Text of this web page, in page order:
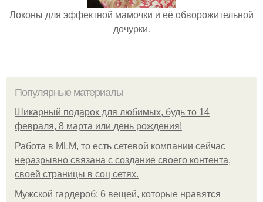
Локоны для эффектной мамочки и её обворожительной
дочурки.
Популярные материалы
Шикарный подарок для любимых, будь то 14
февраля, 8 марта или день рождения!
Работа в MLM, то есть сетевой компании сейчас
неразрывно связана с создание своего контента,
своей страницы в соц сетях.
Мужской гардероб: 6 вещей, которые нравятся